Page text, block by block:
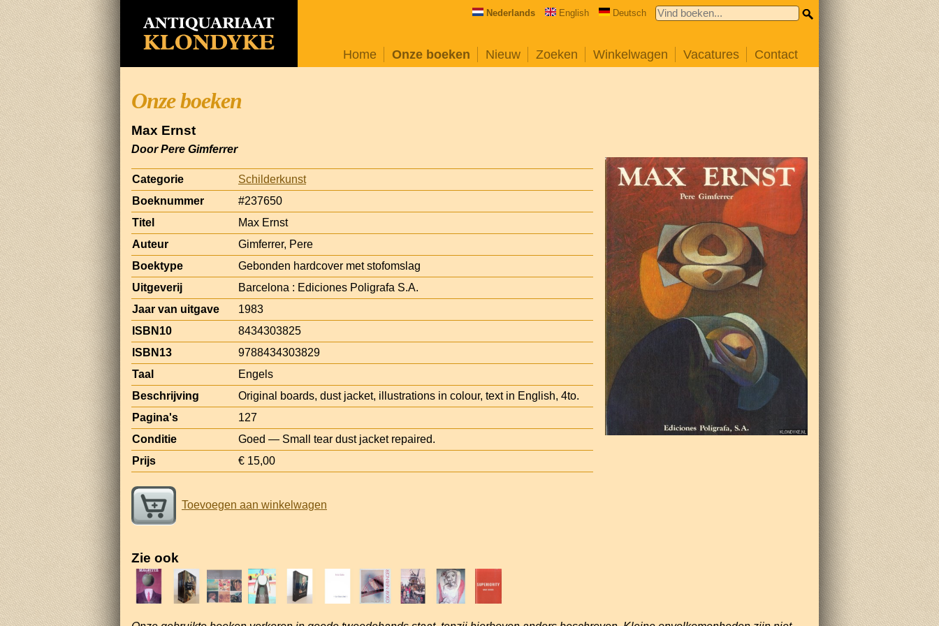
Nederlands English Deutsch
Home Onze boeken Nieuw Zoeken Winkelwagen Vacatures Contact
Onze boeken
Max Ernst
Door Pere Gimferrer
Categorie
Schilderkunst
Boeknummer
#237650
Titel
Max Ernst
Auteur
Gimferrer, Pere
Boektype
Gebonden hardcover met stofomslag
Uitgeverij
Barcelona : Ediciones Poligrafa S.A.
Jaar van uitgave
1983
ISBN10
8434303825
ISBN13
9788434303829
Taal
Engels
Beschrijving
Original boards, dust jacket, illustrations in colour, text in English, 4to.
Pagina's
127
Conditie
Goed — Small tear dust jacket repaired.
Prijs
€ 15,00
Toevoegen aan winkelwagen
Zie ook